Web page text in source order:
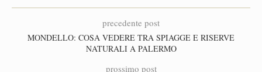
precedente post
MONDELLO: COSA VEDERE TRA SPIAGGE E RISERVE
NATURALI A PALERMO
prossimo post